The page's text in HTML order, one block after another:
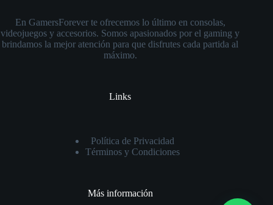
En GamersForever te ofrecemos lo último en consolas,
videojuegos y accesorios. Somos apasionados por el gaming y
brindamos la mejor atención para que disfrutes cada partida al
máximo.
Links
Política de Privacidad
Términos y Condiciones
Más información